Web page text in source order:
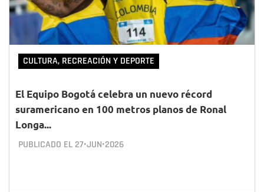
CULTURA, RECREACIÓN Y DEPORTE
El Equipo Bogotá celebra un nuevo récord
suramericano en 100 metros planos de Ronal
Longa...
PUBLICADO EL 27•JUN•2026